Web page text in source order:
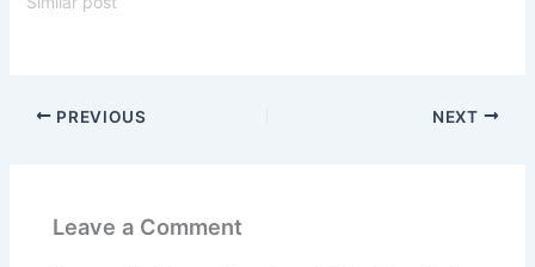
PREVIOUS NEXT
Leave a Comment